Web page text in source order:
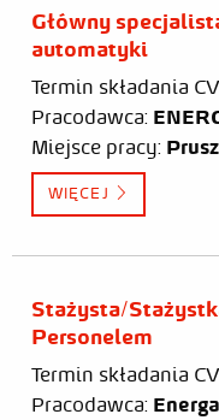
Główny
automatyki
Termin składania
Pracodawca:
Miejsce pracy:
WIĘCEJ
Stażysta/
Personelem
Termin składania
Pracodawca: